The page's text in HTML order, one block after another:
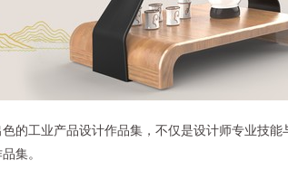
的工业产品设计作品集，不仅是设计师专业技
集。